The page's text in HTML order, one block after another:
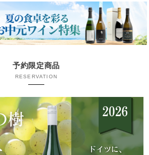
予約限定商品
RESERVATION